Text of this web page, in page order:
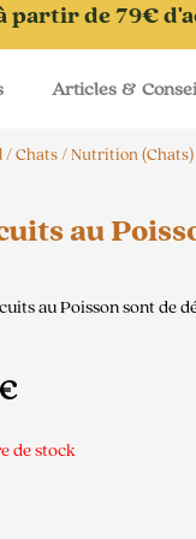
partir de 79€
Articles &
/Chats/Nutrition (Chats)
au
au Poisson sont de
de stock